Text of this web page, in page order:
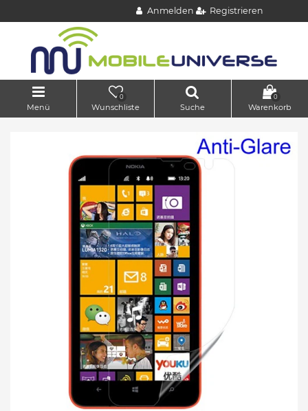
Anmelden Registrieren
Menü
0
Wunschliste Suche
0
Warenkorb